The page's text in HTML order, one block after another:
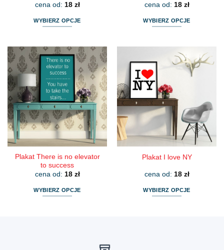
cena od: 18 zł
WYBIERZ OPCJE
ma
wiele
wariantów.
Opcje
można
wybrać
na
stronie
produktu
cena od: 18 zł
WYBIERZ OPCJE
wiele
wariantów.
Opcje
można
wybrać
na
stronie
produktu
Plakat There is no elevator
to success
cena od: 18 zł
WYBIERZ OPCJE
Plakat I love NY
cena od: 18 zł
WYBIERZ OPCJE